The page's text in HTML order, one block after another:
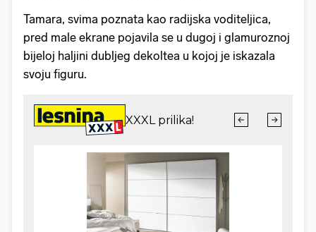
Tamara, svima poznata kao radijska voditeljica,
pred male ekrane pojavila se u dugoj i glamuroznoj
bijeloj haljini dubljeg dekoltea u kojoj je iskazala
svoju figuru.